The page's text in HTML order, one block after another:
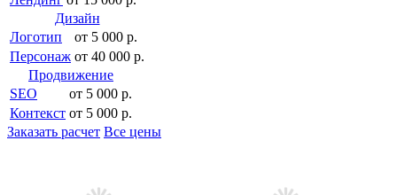
Дизайн
Логотип
от 5 000 р.
Персонаж от 40 000 р.
Продвижение
SEO
от 5 000 р.
Контекст от 5 000 р.
Заказать расчет Все цены